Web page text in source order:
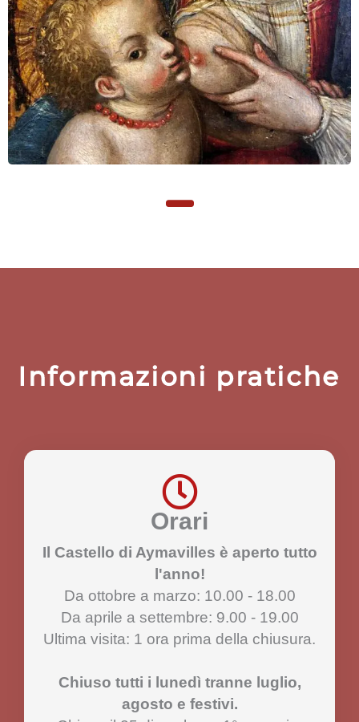
Informazioni pratiche
Orari
Il Castello di Aymavilles è aperto tutto
l'anno!
Da ottobre a marzo: 10.00 - 18.00
Da aprile a settembre: 9.00 - 19.00
Ultima visita: 1 ora prima della chiusura.
Chiuso tutti i lunedì tranne luglio,
agosto e festivi.